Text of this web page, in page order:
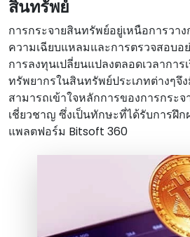
สินทรัพย์
การกระจายสินทรัพย์อยู่เหนือการวา
ความเฉียบแหลมและการตรวจสอบ
การลงทุนเปลี่ยนแปลงตลอดเวลาการ
ทรัพยากรในสินทรัพย์ประเภทต่างๆจึ
สามารถเข้าใจหลักการของการกระจ
เชี่ยวชาญ ซึ่งเป็นทักษะที่ได้รับการฝึก
แพลตฟอร์ม Bitsoft 360